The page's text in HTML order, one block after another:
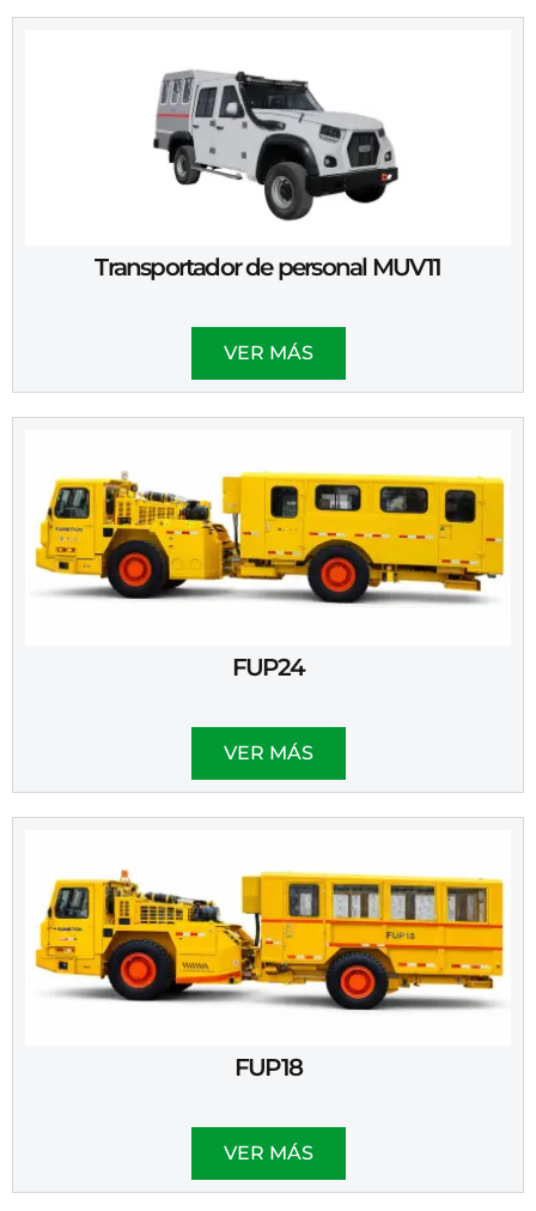
Transportador de personal MUV11
VER MÁS
FUP24
VER MÁS
FUP18
VER MÁS